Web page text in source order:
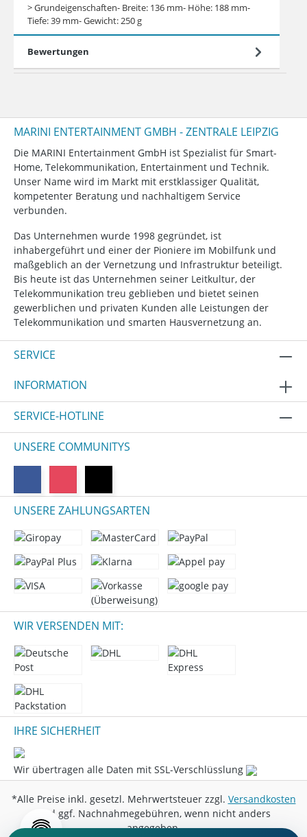
> Grundeigenschaften- Breite: 136 mm- Höhe: 188 mm-
Tiefe: 39 mm- Gewicht: 250 g
Bewertungen
MARINI ENTERTAINMENT GMBH - ZENTRALE LEIPZIG
Die MARINI Entertainment GmbH ist Spezialist für Smart-
Home, Telekommunikation, Entertainment und Technik.
Unser Name wird im Markt mit erstklassiger Qualität,
kompetenter Beratung und nachhaltigem Service
verbunden.
Das Unternehmen wurde 1998 gegründet, ist
inhabergeführt und einer der Pioniere im Mobilfunk und
maßgeblich an der Vernetzung und Infrastruktur beteiligt.
Bis heute ist das Unternehmen seiner Leitkultur, der
Telekommunikation treu geblieben und bietet seinen
gewerblichen und privaten Kunden alle Leistungen der
Telekommunikation und smarten Hausvernetzung an.
SERVICE
INFORMATION
SERVICE-HOTLINE
UNSERE COMMUNITYS
UNSERE ZAHLUNGSARTEN
WIR VERSENDEN MIT:
IHRE SICHERHEIT
Wir übertragen alle Daten mit SSL-Verschlüsslung
*Alle Preise inkl. gesetzl. Mehrwertsteuer zzgl. Versandkosten
und ggf. Nachnahmegebühren, wenn nicht anders
angegeben.